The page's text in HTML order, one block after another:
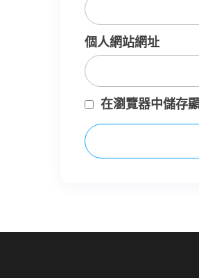
個人網站網址
在瀏覽器中儲存